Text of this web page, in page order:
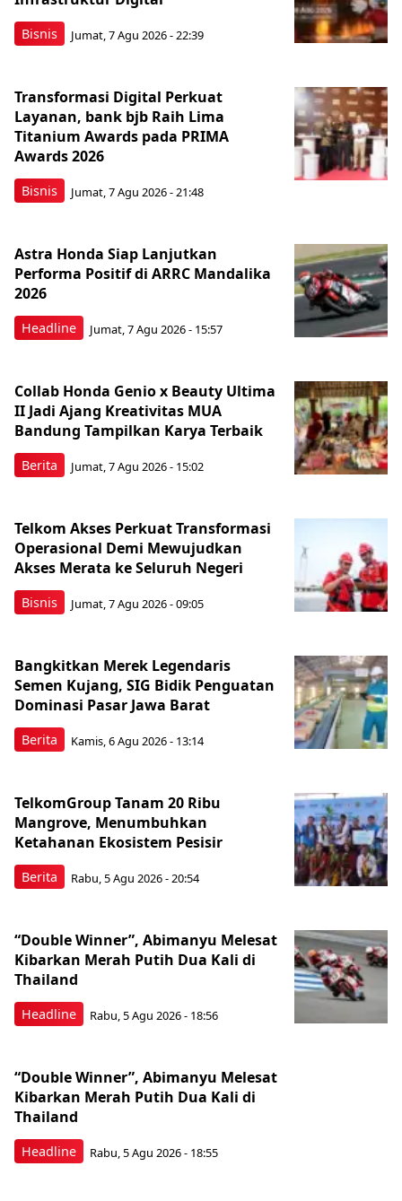
Bisnis Jumat, 7 Agu 2026 - 22:39
Bisnis
Transformasi Digital Perkuat
Layanan, bank bjb Raih Lima
Titanium Awards pada PRIMA
Awards 2026
Jumat, 7 Agu 2026 - 21:48
Headline
Astra Honda Siap Lanjutkan
Performa Positif di ARRC Mandalika
2026
Jumat, 7 Agu 2026 - 15:57
Berita
Collab Honda Genio x Beauty Ultima
II Jadi Ajang Kreativitas MUA
Bandung Tampilkan Karya Terbaik
Jumat, 7 Agu 2026 - 15:02
Bisnis
Telkom Akses Perkuat Transformasi
Operasional Demi Mewujudkan
Akses Merata ke Seluruh Negeri
Jumat, 7 Agu 2026 - 09:05
Berita
Bangkitkan Merek Legendaris
Semen Kujang, SIG Bidik Penguatan
Dominasi Pasar Jawa Barat
Kamis, 6 Agu 2026 - 13:14
Berita
TelkomGroup Tanam 20 Ribu
Mangrove, Menumbuhkan
Ketahanan Ekosistem Pesisir
Rabu, 5 Agu 2026 - 20:54
Headline
“Double Winner”, Abimanyu Melesat
Kibarkan Merah Putih Dua Kali di
Thailand
Rabu, 5 Agu 2026 - 18:56
Headline
“Double Winner”, Abimanyu Melesat
Kibarkan Merah Putih Dua Kali di
Thailand
Rabu, 5 Agu 2026 - 18:55